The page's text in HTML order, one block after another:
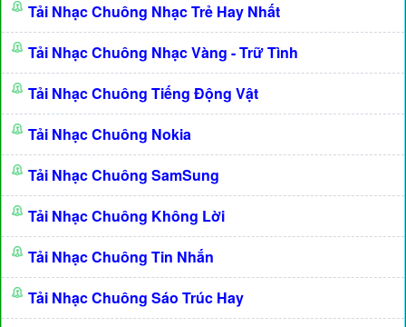
Tải Nhạc Chuông Nhạc Trẻ Hay Nhất
Tải Nhạc Chuông Nhạc Vàng - Trữ Tình
Tải Nhạc Chuông Tiếng Động Vật
Tải Nhạc Chuông Nokia
Tải Nhạc Chuông SamSung
Tải Nhạc Chuông Không Lời
Tải Nhạc Chuông Tin Nhắn
Tải Nhạc Chuông Sáo Trúc Hay